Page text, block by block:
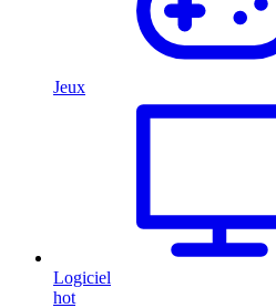
Jeux
Logiciel
hot